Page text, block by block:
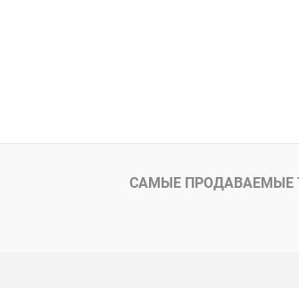
САМЫЕ ПРОДАВАЕМЫЕ